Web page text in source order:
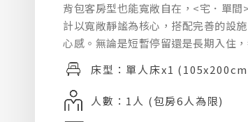
背包客房型也能寬敞自在，<宅．單
計以寬敞靜謐為核心，搭配完善的設
心感。無論是短暫停留還是長期入住
床型：單人床x1
人數：1人 (包房6人為限)